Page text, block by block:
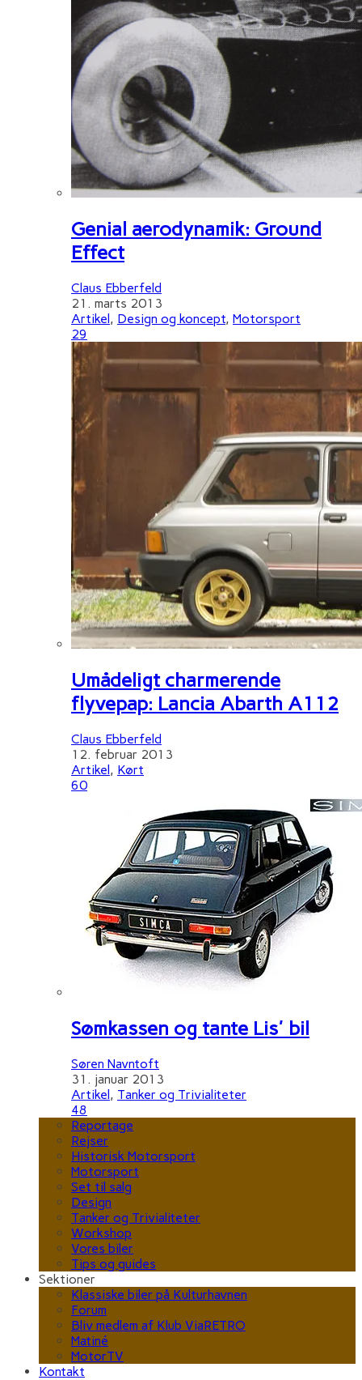
Genial aerodynamik: Ground
Effect
Claus Ebberfeld
21. marts 2013
Artikel, Design og koncept, Motorsport
29
Umådeligt charmerende
flyvepap: Lancia Abarth A112
Claus Ebberfeld
12. februar 2013
Artikel, Kørt
60
Sømkassen og tante Lis' bil
Søren Navntoft
31. januar 2013
Artikel, Tanker og Trivialiteter
48
Reportage
Rejser
Historisk Motorsport
Motorsport
Set til salg
Design
Tanker og Trivialiteter
Workshop
Vores biler
Tips og guides
Sektioner
Klassiske biler på Kulturhavnen
Forum
Bliv medlem af Klub ViaRETRO
Matiné
MotorTV
Kontakt